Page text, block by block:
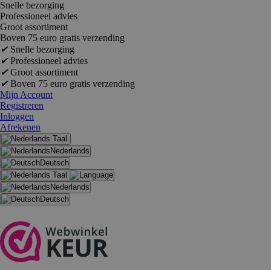
Snelle bezorging
Professioneel advies
Groot assortiment
Boven 75 euro gratis verzending
✔Snelle bezorging
✔Professioneel advies
✔Groot assortiment
✔Boven 75 euro gratis verzending
Mijn Account
Registreren
Inloggen
Afrekenen
Taal
Nederlands
Deutsch
Taal
Nederlands
Deutsch